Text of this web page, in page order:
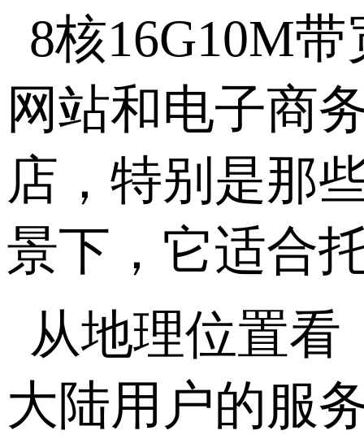
8核16G10M带
网站和电子商
店，特别是那
景下，它适合
从地理位置看
大陆用户的服